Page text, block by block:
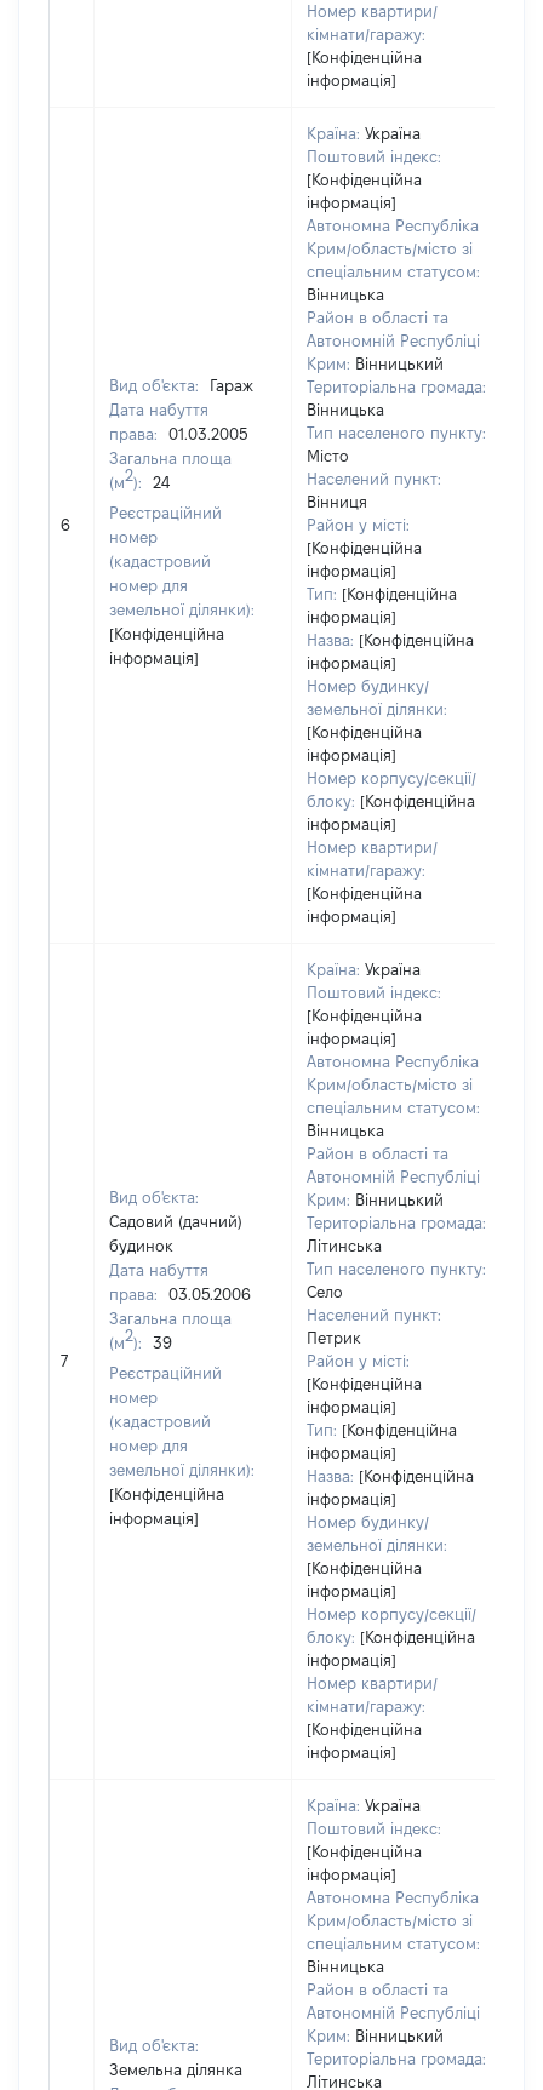
Номер квартири/
кімнати/гаражу:
[Конфіденційна
інформація]
6
Вид об'єкта:
Гараж
Дата набуття
права:
01.03.2005
Загальна площа
(м2):
24
Реєстраційний
номер
(кадастровий
номер для
земельної ділянки):
[Конфіденційна
інформація]
Країна: Україна
Поштовий індекс:
[Конфіденційна
інформація]
Автономна Республіка
Крим/область/місто зі
спеціальним статусом:
Вінницька
Район в області та
Автономній Республіці
Крим: Вінницький
Територіальна громада:
Вінницька
Тип населеного пункту:
Місто
Населений пункт:
Вінниця
Район у місті:
[Конфіденційна
інформація]
Тип: [Конфіденційна
інформація]
Назва: [Конфіденційна
інформація]
Номер будинку/
земельної ділянки:
[Конфіденційна
інформація]
Номер корпусу/секції/
блоку: [Конфіденційна
інформація]
Номер квартири/
кімнати/гаражу:
[Конфіденційна
інформація]
7
Вид об'єкта:
Садовий (дачний)
будинок
Дата набуття
права:
03.05.2006
Загальна площа
(м2):
39
Реєстраційний
номер
(кадастровий
номер для
земельної ділянки):
[Конфіденційна
інформація]
Країна: Україна
Поштовий індекс:
[Конфіденційна
інформація]
Автономна Республіка
Крим/область/місто зі
спеціальним статусом:
Вінницька
Район в області та
Автономній Республіці
Крим: Вінницький
Територіальна громада:
Літинська
Тип населеного пункту:
Село
Населений пункт:
Петрик
Район у місті:
[Конфіденційна
інформація]
Тип: [Конфіденційна
інформація]
Назва: [Конфіденційна
інформація]
Номер будинку/
земельної ділянки:
[Конфіденційна
інформація]
Номер корпусу/секції/
блоку: [Конфіденційна
інформація]
Номер квартири/
кімнати/гаражу:
[Конфіденційна
інформація]
Вид об'єкта:
Земельна ділянка
Країна: Україна
Поштовий індекс:
[Конфіденційна
інформація]
Автономна Республіка
Крим/область/місто зі
спеціальним статусом:
Вінницька
Район в області та
Автономній Республіці
Крим: Вінницький
Територіальна громада:
Літинська